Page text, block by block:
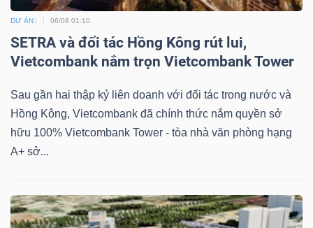
DỰ ÁN 06/08 01:10
SETRA và đối tác Hồng Kông rút lui,
Vietcombank nắm trọn Vietcombank Tower
Sau gần hai thập kỷ liên doanh với đối tác trong nước và
Hồng Kông, Vietcombank đã chính thức nắm quyền sở
hữu 100% Vietcombank Tower - tòa nhà văn phòng hạng
A+ sở...